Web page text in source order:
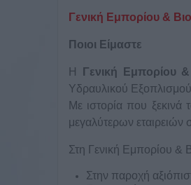
Γενική Εμπορίου &
Ποιοι Είμαστε
Η Γενική Εμπορίου
Υδραυλικού
Με ιστορία που
μεγαλύτερων
Στη Γενική Εμπορίου &
Στην παροχή